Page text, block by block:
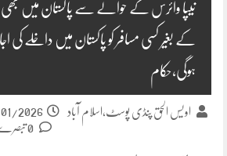
نیپا وائرس کے حوالے سے پاکستان میں بھی
کے بغیر کسی مسافر کو پاکستان میں داخلے
ہوگی،حکام
اویس الحق پنڈی پوسٹ،اسلام آباد
2026